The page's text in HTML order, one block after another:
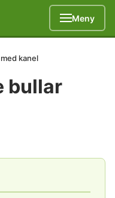
Meny
kanel
bullar